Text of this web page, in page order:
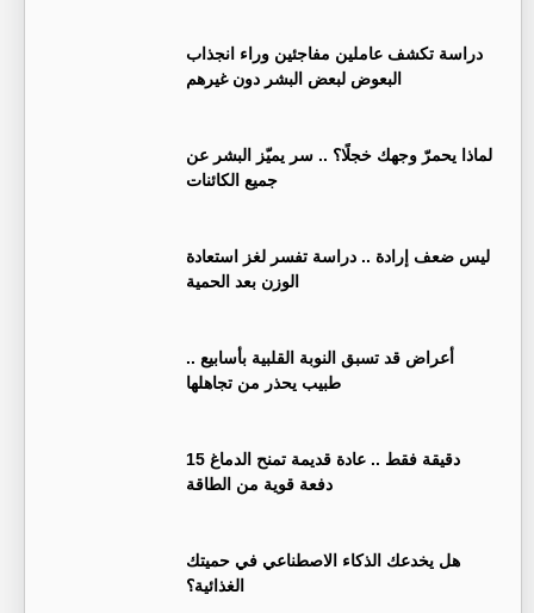
دراسة تكشف عاملين مفاجئين وراء انجذاب
البعوض لبعض البشر دون غيرهم
لماذا يحمرّ وجهك خجلًا؟ .. سر يميّز البشر عن
جميع الكائنات
ليس ضعف إرادة .. دراسة تفسر لغز استعادة
الوزن بعد الحمية
أعراض قد تسبق النوبة القلبية بأسابيع ..
طبيب يحذر من تجاهلها
15 دقيقة فقط .. عادة قديمة تمنح الدماغ
دفعة قوية من الطاقة
هل يخدعك الذكاء الاصطناعي في حميتك
الغذائية؟